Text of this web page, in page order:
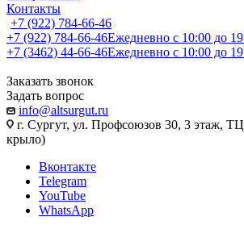
Контакты
+7 (922) 784-66-46
+7 (922) 784-66-46Ежедневно с 10:00 до
+7 (3462) 44-66-46Ежедневно с 10:00 до
Заказать звонок
Задать вопрос
info@altsurgut.ru
г. Сургут, ул. Профсоюзов 30, 3 этаж,
крыло)
Вконтакте
Telegram
YouTube
WhatsApp